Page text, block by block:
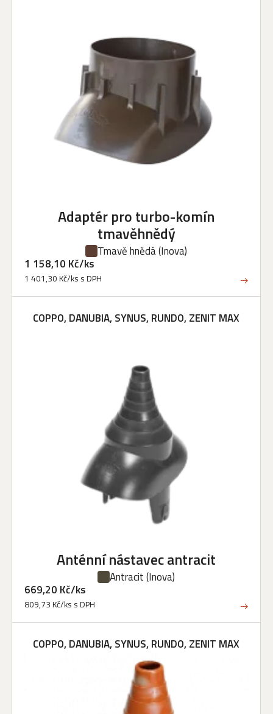
Adaptér pro turbo-komín
tmavěhnědý
Tmavě hnědá(Inova)
1 158,10 Kč/ks
1 401,30 Kč/ks s DPH
COPPO, DANUBIA, SYNUS, RUNDO, ZENIT MAX
Anténní nástavec antracit
Antracit(Inova)
669,20 Kč/ks
809,73 Kč/ks s DPH
COPPO, DANUBIA, SYNUS, RUNDO, ZENIT MAX